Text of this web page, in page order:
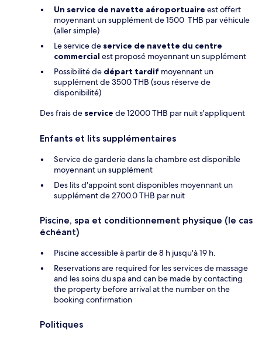
Un service de navette aéroportuaire est offert
moyennant un supplément de 1500 THB par véhicule
(aller simple)
Le service de service de navette du centre
commercial est proposé moyennant un supplément
Possibilité de départ tardif moyennant un
supplément de 3500 THB (sous réserve de
disponibilité)
Des frais de service de 12000 THB par nuit s'appliquent
Enfants et lits supplémentaires
Service de garderie dans la chambre est disponible
moyennant un supplément
Des lits d'appoint sont disponibles moyennant un
supplément de 2700.0 THB par nuit
Piscine, spa et conditionnement physique (le cas
échéant)
Piscine accessible à partir de 8 h jusqu'à 19 h.
Reservations are required for les services de massage
and les soins du spa and can be made by contacting
the property before arrival at the number on the
booking confirmation
Politiques